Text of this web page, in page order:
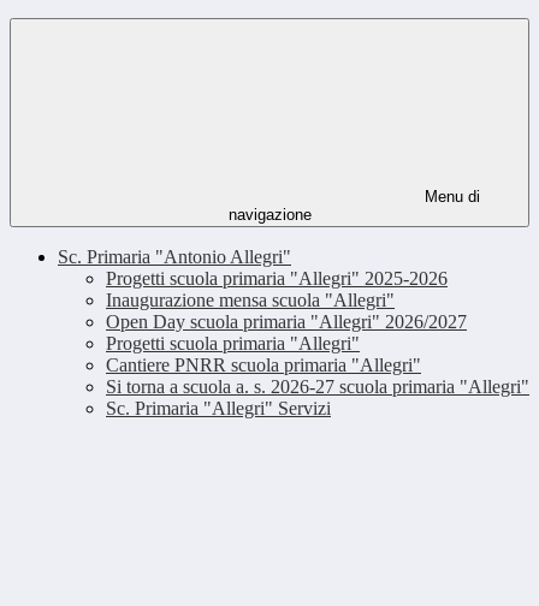
Menu di
navigazione
Sc. Primaria "Antonio Allegri"
Progetti scuola primaria "Allegri" 2025-2026
Inaugurazione mensa scuola "Allegri"
Open Day scuola primaria "Allegri" 2026/2027
Progetti scuola primaria "Allegri"
Cantiere PNRR scuola primaria "Allegri"
Si torna a scuola a. s. 2026-27 scuola primaria "Allegri"
Sc. Primaria "Allegri" Servizi